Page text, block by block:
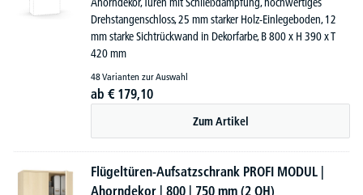
Drehstangenschloss, 25 mm starker Holz-Einlegeboden, 12
mm starke Sichtrückwand in Dekorfarbe, B 800 x H 390 x T
420 mm
48 Varianten zur Auswahl
ab € 179,10
Zum Artikel
Flügeltüren-Aufsatzschrank PROFI MODUL |
Ahorndekor | 800 | 750 mm (2 OH)